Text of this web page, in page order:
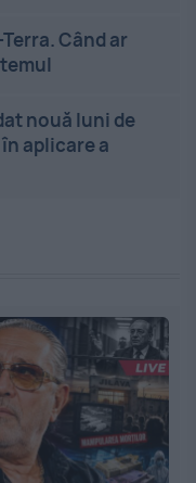
Când ar
nouă luni de
aplicare a